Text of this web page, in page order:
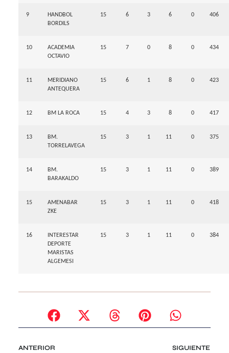
9
HANDBOL
BORDILS
15 6 3 6 0 406
10
ACADEMIA
OCTAVIO
15 7 0 8 0 434
11
MERIDIANO
ANTEQUERA
15 6 1 8 0 423
12 BM LA ROCA 15 4 3 8 0 417
13
BM.
TORRELAVEGA
15 3 1 11 0 375
14
BM.
BARAKALDO
15 3 1 11 0 389
15
AMENABAR
ZKE
15 3 1 11 0 418
16
INTERESTAR
DEPORTE
MARISTAS
ALGEMESI
15 3 1 11 0 384
ANTERIOR SIGUIENTE